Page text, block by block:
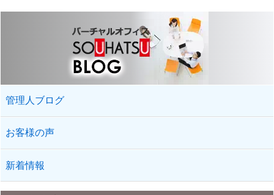
管理人ブログ
お客様の声
新着情報